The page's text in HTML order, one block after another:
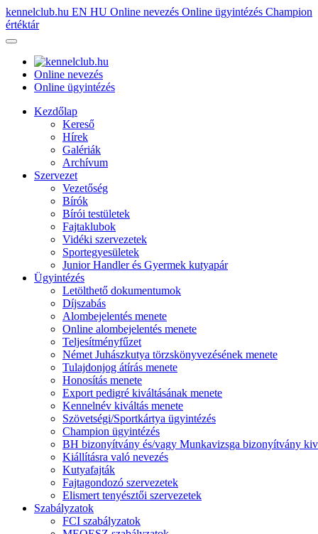
kennelclub.hu EN HU Online nevezés Online ügyintézés Champion
értéktár
Online nevezés
Online ügyintézés
Kezdőlap
Kereső
Hírek
Galériák
Archívum
Szervezet
Vezetőség
Bírók
Bírói testületek
Fajtaklubok
Vidéki szervezetek
Sportegyesületek
Junior Handler és Gyermek kutyapár
Ügyintézés
Letölthető dokumentumok
Díjszabás
Alombejelentés menete
Online alombejelentés menete
Teljesítményfűzet
Német Juhászkutya törzskönyvezésének menete
Tulajdonjog átírás menete
Honosítás menete
Export pedigré kiváltásának menete
Kennelnév kiváltás menete
Szövetségi/Sportkártya ügyintézés
Champion ügyintézés
BH bizonyítvány és/vagy Munkavizsga bizonyítvány
Kiállításra való nevezés
Kutyafajták
Fajtagondozó szervezetek
Elismert tenyésztői szervezetek
Szabályzatok
FCI szabályzatok